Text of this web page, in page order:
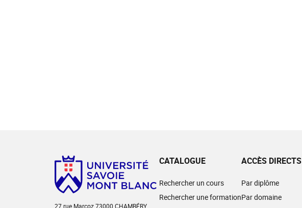
27 rue Marcoz 73000 CHAMBÉRY
CATALOGUE
Rechercher un cours
Rechercher une formation
ACCÈS DIRECTS
Par diplôme
Par domaine